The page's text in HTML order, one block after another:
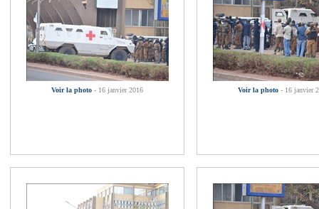
Voir la photo - 16 janvier 2016 Voir la photo - 16 janvier